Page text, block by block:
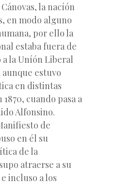
la nacíón
en modo alguno
por ello la
estaba fuera de
la Uníón Liberal
aunque estuvo
en distintas
1870, cuando pasa a
Alfonsino.
de
en él su
de la
atraerse a su
e incluso a los